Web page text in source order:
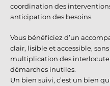
coordination des
anticipation des besoins.
Vous bénéficiez d’un
clair, lisible et accessible, sans
multiplication des
démarches inutiles.
Un bien suivi, c’est un bien